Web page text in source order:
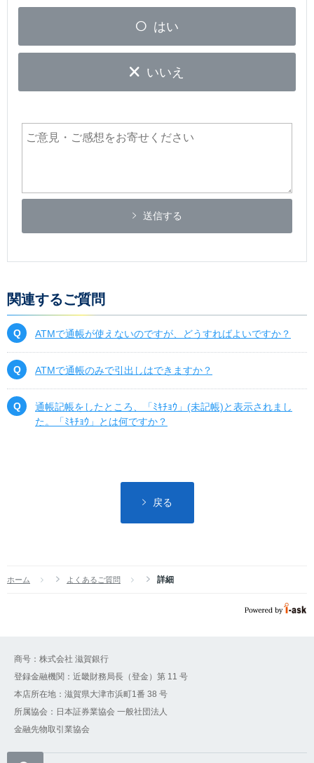
はい
いいえ
送信する
関連するご質問
ATMで通帳が使えないのですが、どうすればよいですか？
ATMで通帳のみで引出しはできますか？
通帳記帳をしたところ、「ﾐｷﾁｮｳ」(未記帳)と表示されまし
た。「ﾐｷﾁｮｳ」とは何ですか？
戻る
ホーム よくあるご質問 詳細
商号：株式会社 滋賀銀行
登録金融機関：近畿財務局長（登金）第 11 号
本店所在地：滋賀県大津市浜町1番 38 号
所属協会：日本証券業協会 一般社団法人
金融先物取引業協会